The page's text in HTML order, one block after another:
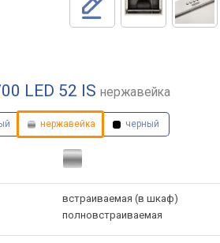
LED 52 IS нержавейка
нержавейка черный
встраиваемая (в шкаф)
полновстраиваемая